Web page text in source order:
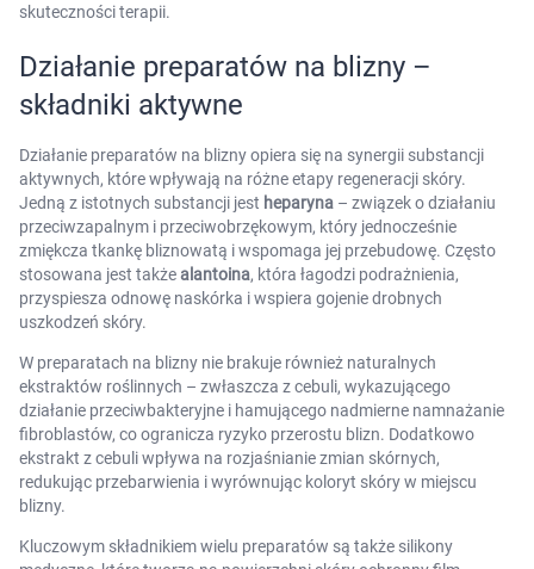
skuteczności terapii.
Działanie preparatów na blizny –
składniki aktywne
Działanie preparatów na blizny opiera się na synergii substancji
aktywnych, które wpływają na różne etapy regeneracji skóry.
Jedną z istotnych substancji jest heparyna – związek o działaniu
przeciwzapalnym i przeciwobrzękowym, który jednocześnie
zmiękcza tkankę bliznowatą i wspomaga jej przebudowę. Często
stosowana jest takżealantoina, która łagodzi podrażnienia,
przyspiesza odnowę naskórka i wspiera gojenie drobnych
uszkodzeń skóry.
W preparatach na blizny nie brakuje również naturalnych
ekstraktów roślinnych – zwłaszcza z cebuli, wykazującego
działanie przeciwbakteryjne i hamującego nadmierne namnażanie
fibroblastów, co ogranicza ryzyko przerostu blizn. Dodatkowo
ekstrakt z cebuli wpływa na rozjaśnianie zmian skórnych,
redukując przebarwienia i wyrównując koloryt skóry w miejscu
blizny.
Kluczowym składnikiem wielu preparatów są także silikony